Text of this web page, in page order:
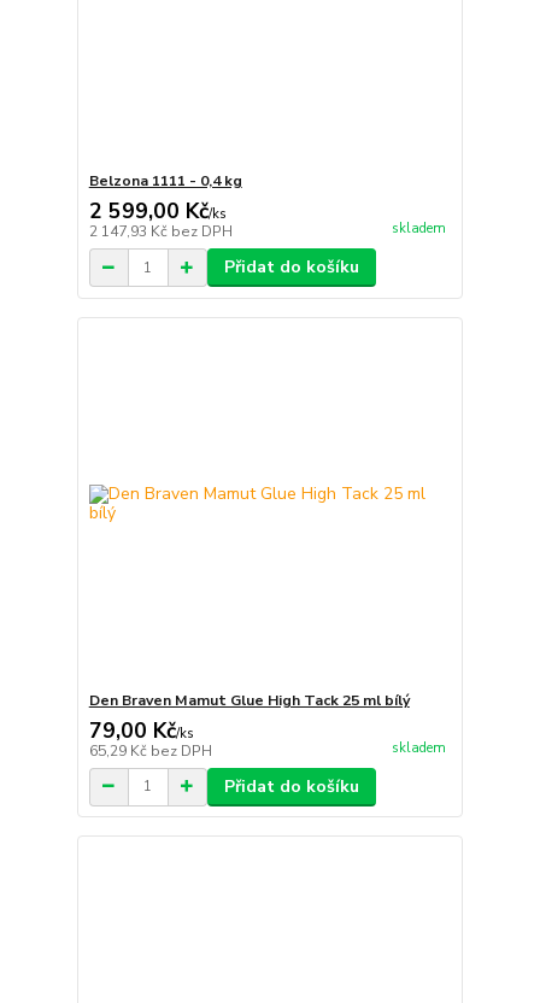
Belzona 1111 - 0,4 kg
2 599,00 Kč/ks
2 147,93 Kč bez DPH skladem
Přidat do košíku
Den Braven Mamut Glue High Tack 25 ml bílý
79,00 Kč/ks
65,29 Kč bez DPH skladem
Přidat do košíku